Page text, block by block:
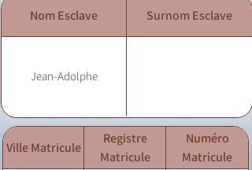
Nom Esclave Surnom Esclave
Jean-Adolphe
Ville Matricule
Registre
Matricule
Numéro
Matricule